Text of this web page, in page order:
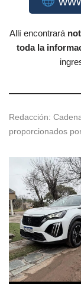
Allí encontrará
toda la
Redacción:
proporcionados